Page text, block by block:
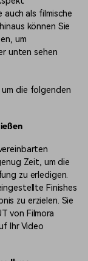
auch als filmische
können Sie
um
unten sehen
um die folgenden
Zeit, um die
zu erledigen.
Finishes
zu erzielen. Sie
von Filmora
Ihr Video